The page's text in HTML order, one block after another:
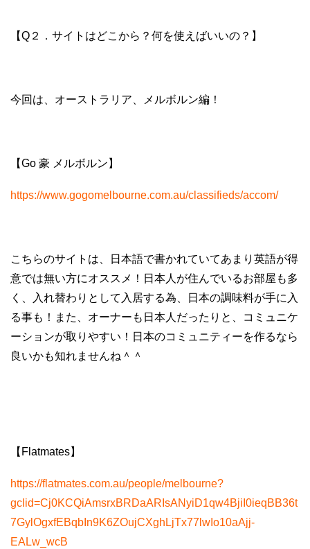
【Q２．サイトはどこから？何を使えばいいの？】
今回は、オーストラリア、メルボルン編！
【Go 豪 メルボルン】
https://www.gogomelbourne.com.au/classifieds/accom/
こちらのサイトは、日本語で書かれていてあまり英語が得
意では無い方にオススメ！日本人が住んでいるお部屋も多
く、入れ替わりとして入居する為、日本の調味料が手に入
る事も！また、オーナーも日本人だったりと、コミュニケ
ーションが取りやすい！日本のコミュニティーを作るなら
良いかも知れませんね＾＾
【Flatmates】
https://flatmates.com.au/people/melbourne?
gclid=Cj0KCQiAmsrxBRDaARIsANyiD1qw4BjiI0ieqBB36t
7GylOgxfEBqbIn9K6ZOujCXghLjTx77lwIo10aAjj-
EALw_wcB